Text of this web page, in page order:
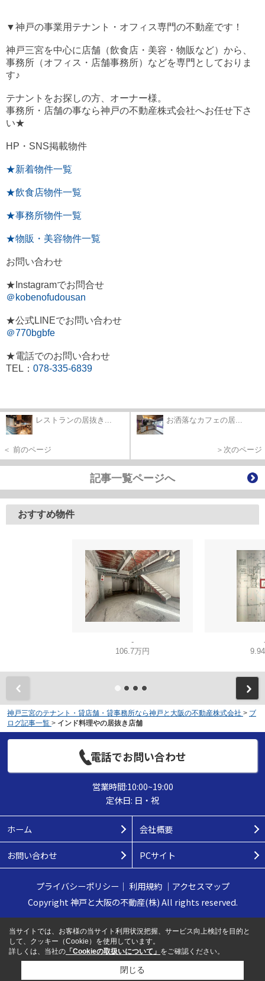
▼神戸の事業用テナント・オフィス専門の不動産です！
神戸三宮を中心に店舗（飲食店・美容・物販など）から、
事務所（オフィス・店舗事務所）などを専門としておりま
す♪
テナントをお探しの方、オーナー様。
事務所・店舗の事なら神戸の不動産株式会社へお任せ下さ
い★
HP・SNS掲載物件
★新着物件一覧
★飲食店物件一覧
★事務所物件一覧
★物販・美容物件一覧
お問い合わせ
★Instagramでお問合せ
＠kobenofudousan
★公式LINEでお問い合わせ
＠770bgbfe
★電話でのお問い合わせ
TEL： 078-335-6839
レストランの居抜き...
＜ 前のページ
お洒落なカフェの居...
＞次のページ
記事一覧ページへ
おすすめ物件
-
106.7万円
神戸三宮のテナント・貸店舗・貸事務所なら神戸と大阪の不動産株式会社 > ブ
ログ記事一覧 > インド料理やの居抜き店舗
電話でお問い合わせ
営業時間:10:00~19:00
定休日: 日・祝
ホーム 会社概要
お問い合わせ PCサイト
プライバシーポリシー ｜ 利用規約｜ アクセスマップ
Copyright 神戸と大阪の不動産(株) All rights reserved.
当サイトでは、お客様の当サイト利用状況把握、サービス向上検討を目的と
して、クッキー（Cookie）を使用しています。
詳しくは、当社の 「Cookieの取扱いについて」 をご確認ください。
閉じる